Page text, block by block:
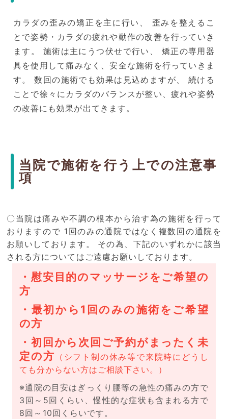
カラダの歪みの矯正を主に行い、 歪みを整えるこ
とで姿勢・カラダの疲れや動作の改善を行っていき
ます。 施術は主にうつ伏せで行い、 矯正の専用器
具を使用して痛みなく、安全な施術を行っていきま
す。 数回の施術でも効果は見込めますが、 続ける
ことで徐々にカラダのバランスが整い、疲れや姿勢
の改善にも効果が出てきます。
当院で施術を行う上での注意事
項
〇当院は痛みや不調の根本から治す為の施術を行って
おりますので 1回のみの通院ではなく複数回の通院を
お願いしております。
その為、下記のいずれかに該当
される方についてはご遠慮お願いしております。
・慰安目的のマッサージをご希望の
方
・最初から1回のみの施術をご希望
の方
・初回から次回ご予約がまったく未
定の方 （シフト制の休み等で来院時にどうし
ても分からない方はご相談下さい。）
※通院の目安はぎっくり腰等の急性の痛みの方で
3回～5回くらい、慢性的な症状も含まれる方で
8回～10回くらいです。